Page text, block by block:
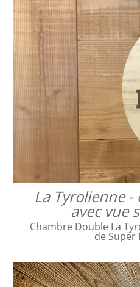
La Tyrolienne
avec vue
Chambre Double La
de Super